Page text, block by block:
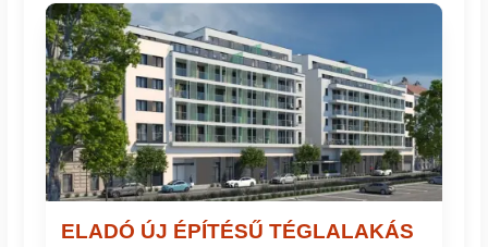
ELADÓ ÚJ ÉPÍTÉSŰ TÉGLALAKÁS